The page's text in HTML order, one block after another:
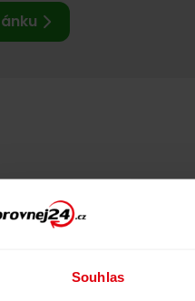
Souhlas